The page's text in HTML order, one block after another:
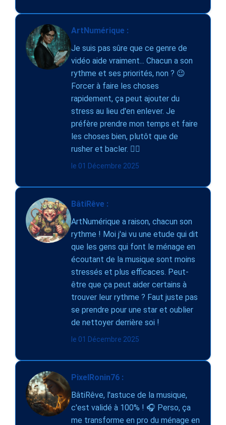
ArtNumérique :
Je suis pas sûre que ce genre de
vidéo aide vraiment... Chacun a son
rythme et ses priorités, non ? 😉
Forcer à faire les choses
rapidement, ça peut ajouter du
stress au lieu d'en enlever. Je
préfère prendre mon temps et faire
les choses bien, plutôt que de
rusher et bacler. 🤷‍♀️
le 01 Décembre 2025
BâtiRêve :
ArtNumérique a raison, chacun son
rythme ! Moi j'ai vu une etude qui dit
que les gens qui font le ménage en
écoutant de la musique sont moins
stressés et plus efficaces. Peut-
être que ça peut aider certains à
trouver leur rythme ? Faut juste pas
se prendre pour une star et oublier
de nettoyer derrière soi !
le 01 Décembre 2025
PixelRonin76 :
BâtiRêve, l'astuce de la musique,
c'est validé à 100% ! 🎧 Perso, ça
me transforme en pro du ménage en